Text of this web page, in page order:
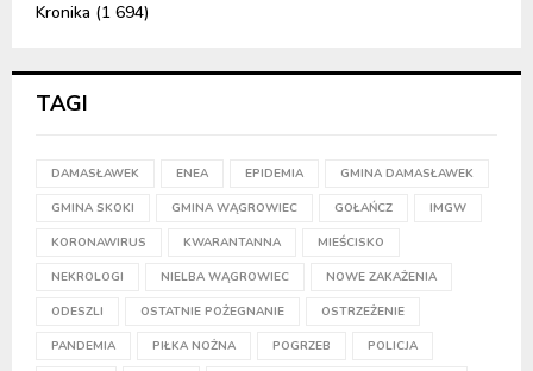
Kronika (1 694)
TAGI
DAMASŁAWEK ENEA EPIDEMIA GMINA DAMASŁAWEK
GMINA SKOKI GMINA WĄGROWIEC GOŁAŃCZ IMGW
KORONAWIRUS KWARANTANNA MIEŚCISKO
NEKROLOGI NIELBA WĄGROWIEC NOWE ZAKAŻENIA
ODESZLI OSTATNIE POŻEGNANIE OSTRZEŻENIE
PANDEMIA PIŁKA NOŻNA POGRZEB POLICJA